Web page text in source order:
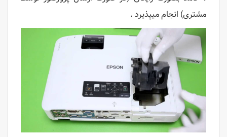
مشتری) انجام میپذیرد .